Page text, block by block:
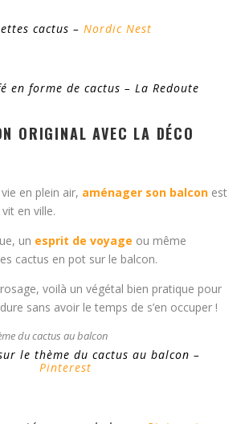
cactus – Nordic Nest
en forme de cactus – La Redoute
ORIGINAL AVEC LA DÉCO
en plein air, aménager son balcon est
en ville.
un esprit de voyage ou même
cactus en pot sur le balcon.
voilà un végétal bien pratique pour
sans avoir le temps de s’en occuper !
le thème du cactus au balcon –
Pinterest